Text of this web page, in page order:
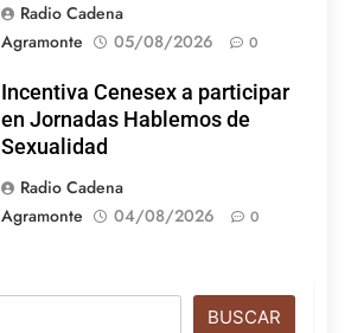
Radio Cadena
Agramonte
05/08/2026 0
Incentiva Cenesex a participar
en Jornadas Hablemos de
Sexualidad
Radio Cadena
Agramonte
04/08/2026 0
BUSCAR